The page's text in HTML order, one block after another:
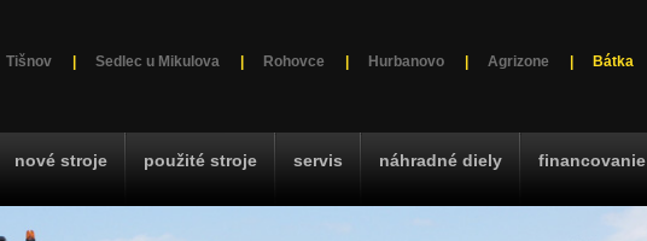
Tišnov Sedlec u Mikulova Rohovce Hurbanovo Agrizone Bátka
nové stroje použité stroje servis náhradné diely financovanie